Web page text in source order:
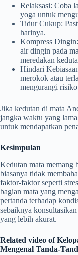
Relaksasi: Coba
yoga untuk
Tidur Cukup:
harinya.
Kompress
air dingin pada
meredakan
Hindari
merokok atau
mengurangi
Jika kedutan di mata
jangka waktu yang
untuk mendapatkan
Kesimpulan
Kedutan mata memang
biasanya tidak
faktor-faktor seperti
bagian mata yang
pertanda terhadap
sebaiknya
yang lebih akurat.
Related video of
Mengenal Tanda-